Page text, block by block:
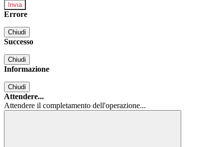
Errore
Chiudi
Successo
Chiudi
Informazione
Chiudi
Attendere...
Attendere il completamento dell'operazione...